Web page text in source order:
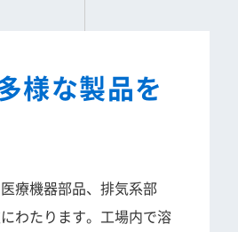
様な製品を
療機器部品、排気系部
わたります。工場内で溶